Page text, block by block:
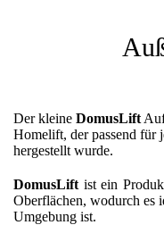
Der kleine DomusLift
Homelift, der passend für
hergestellt wurde.
DomusLift ist ein
Oberflächen, wodurch es
Umgebung ist.